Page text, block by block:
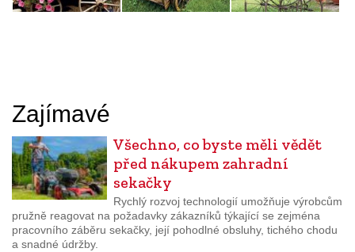
Zajímavé
Všechno, co byste měli vědět
před nákupem zahradní
sekačky
Rychlý rozvoj technologií umožňuje výrobcům
pružně reagovat na požadavky zákazníků týkající se zejména
pracovního záběru sekačky, její pohodlné obsluhy, tichého chodu
a snadné údržby.